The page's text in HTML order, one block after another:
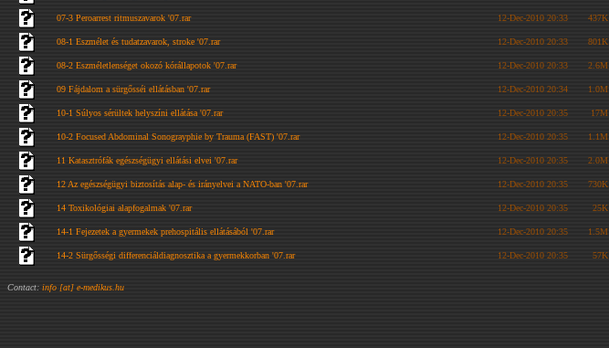
07-3 Peroarrest ritmuszavarok '07.rar 12-Dec-2010 20:33 437K
08-1 Eszmélet és tudatzavarok, stroke '07.rar 12-Dec-2010 20:33 801K
08-2 Eszméletlenséget okozó kórállapotok '07.rar 12-Dec-2010 20:33 2.6M
09 Fájdalom a sürgősséi ellátásban '07.rar 12-Dec-2010 20:34 1.0M
10-1 Súlyos sérültek helyszíni ellátása '07.rar 12-Dec-2010 20:35 17M
10-2 Focused Abdominal Sonograyphie by Trauma (FAST) '07.rar 12-Dec-2010 20:35 1.1M
11 Katasztrófák egészségügyi ellátási elvei '07.rar 12-Dec-2010 20:35 2.0M
12 Az egészségügyi biztosítás alap- és irányelvei a NATO-ban '07.rar 12-Dec-2010 20:35 730K
14 Toxikológiai alapfogalmak '07.rar 12-Dec-2010 20:35 25K
14-1 Fejezetek a gyermekek prehospitális ellátásából '07.rar 12-Dec-2010 20:35 1.5M
14-2 Sürgősségi differenciáldiagnosztika a gyermekkorban '07.rar 12-Dec-2010 20:35 57K
Contact: info [at] e-medikus.hu